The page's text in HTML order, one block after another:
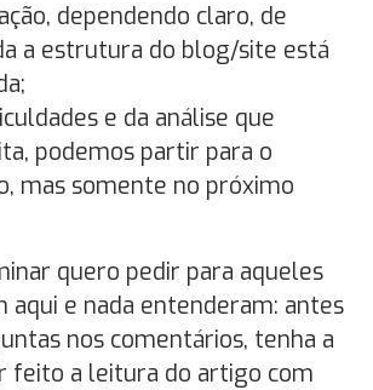
dependendo claro, de
a estrutura do blog/site está
e da análise que
podemos partir para o
mas somente no próximo
quero pedir para aqueles
aqui e nada entenderam: antes
nos comentários, tenha a
feito a leitura do artigo com